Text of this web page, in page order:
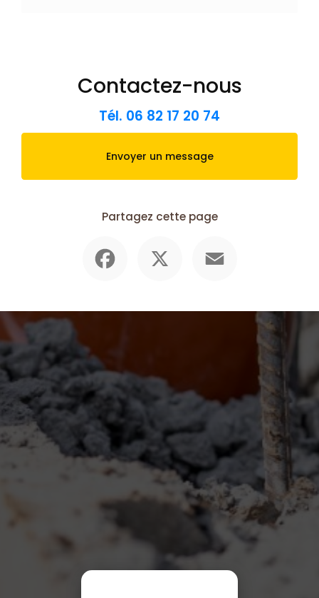
Contactez-nous
Tél. 06 82 17 20 74
Envoyer un message
Partagez cette page